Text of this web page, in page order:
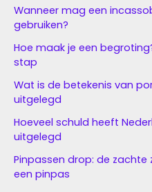
Wanneer mag een
gebruiken?
Hoe maak je een
stap
Wat is de betekenis van
uitgelegd
Hoeveel schuld heeft
uitgelegd
Pinpassen drop: de
een pinpas